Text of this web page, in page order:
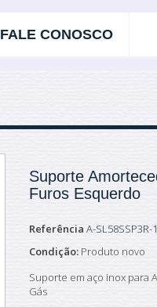
FALE CONOSCO
Suporte
Furos Esquerdo
Referência A-SL58SSP3R-1
Condição: Produto novo
Suporte em aço inox para
Gás